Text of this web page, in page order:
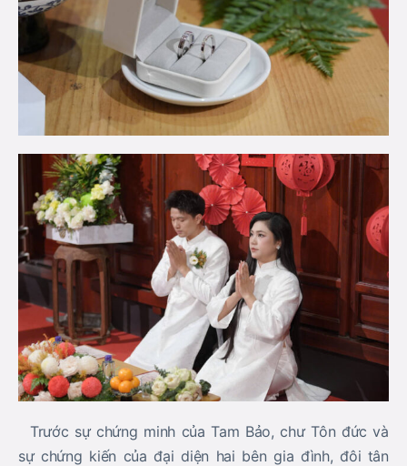
Trước sự chứng minh của Tam Bảo, chư Tôn đức và
sự chứng kiến của đại diện hai bên gia đình, đôi tân